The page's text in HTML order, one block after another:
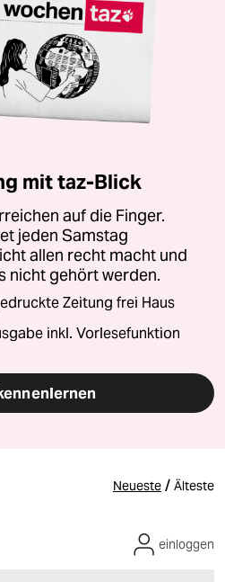
mit taz-Blick
auf die Finger.
jeden Samstag
allen recht macht und
nicht gehört werden.
Zeitung frei Haus
inkl. Vorlesefunktion
Neueste / Älteste
einloggen